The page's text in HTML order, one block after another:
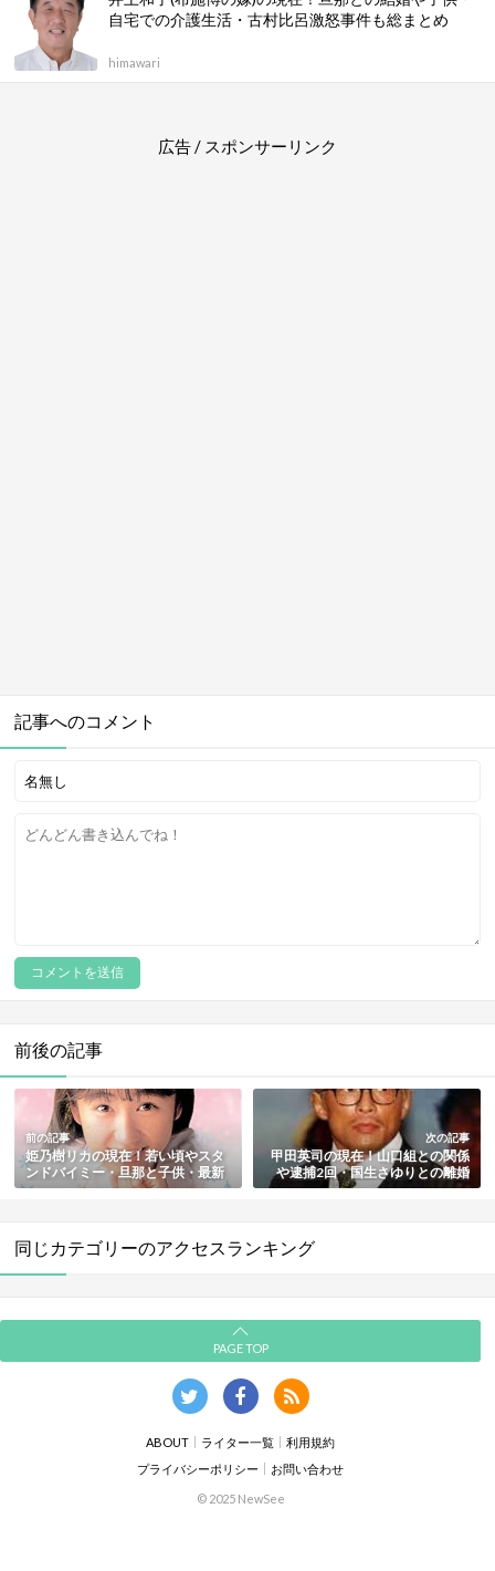
自宅での介護生活・古村比呂激怒事件も総まとめ
himawari
広告 / スポンサーリンク
記事へのコメント
前後の記事
前の記事
姫乃樹リカの現在！若い頃やスタ
ンドバイミー・旦那と子供・最新
活動も総まとめ
次の記事
甲田英司の現在！山口組との関係
や逮捕2回・国生さゆりとの離婚
原因・最新情報も総まとめ
同じカテゴリーのアクセスランキング
PAGE TOP
ABOUT ライター一覧
利用規約
プライバシーポリシー
お問い合わせ
© 2025 NewSee